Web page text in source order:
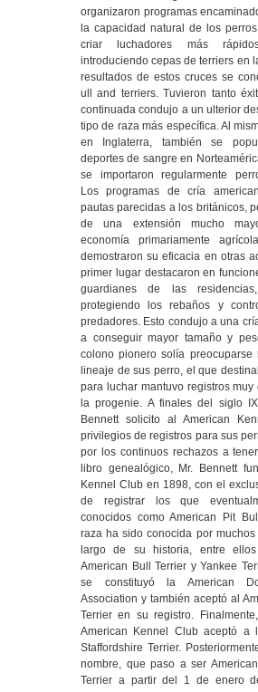
organizaron programas
la capacidad natural de los
criar luchadores más
introduciendo cepas de terriers en
resultados de estos cruces se
ull and terriers. Tuvieron tanto
continuada condujo a un ulterior
tipo de raza más específica. Al
en Inglaterra, también se
deportes de sangre en
se importaron regularmente
Los programas de cría
pautas parecidas a los británicos,
de una extensión mucho
economía primariamente
demostraron su eficacia en otras
primer lugar destacaron en
guardianes de las
protegiendo los rebaños y
predadores. Esto condujo a una
a conseguir mayor tamaño y
colono pionero solía preocuparse
lineaje de sus perro, el que
para luchar mantuvo registros muy
la progenie. A finales del siglo
Bennett solicito al American
privilegios de registros para sus
por los continuos rechazos a
libro genealógico, Mr. Bennett
Kennel Club en 1898, con el
de registrar los que
conocidos como American Pit
raza ha sido conocida por
largo de su historia, entre
American Bull Terrier y Yankee
se constituyó la American
Association y también aceptó al
Terrier en su registro.
American Kennel Club aceptó a
Staffordshire Terrier.
nombre, que paso a ser
Terrier a partir del 1 de enero